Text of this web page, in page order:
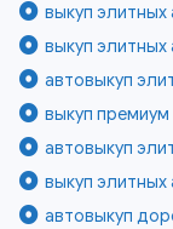
выкуп
выкуп
автовыкуп
выкуп
автовыкуп
выкуп элитных
автовыкуп